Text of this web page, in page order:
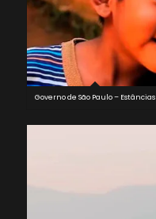
Governo de São Paulo – Estâncias